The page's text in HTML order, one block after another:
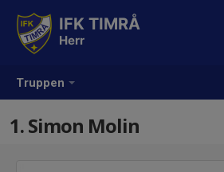
Truppen
IFK TIMRÅ
Herr
1. Simon Molin